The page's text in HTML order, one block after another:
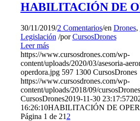
HABILITACIÓN DE
30/11/2019/2 Comentarios/en Drones,
Legislación /porCursosDrones
Leer más
https://www.cursosdrones.com/wp-
content/uploads/2020/03/asesoria-
operdora.jpg 597 1300 CursosDrones
https://www.cursosdrones.com/wp-
content/uploads/2018/09/
CursosDrones2019-11-30 23:17:57
16:26:10HABILITACIÓN DE
Página 1 de 21 2